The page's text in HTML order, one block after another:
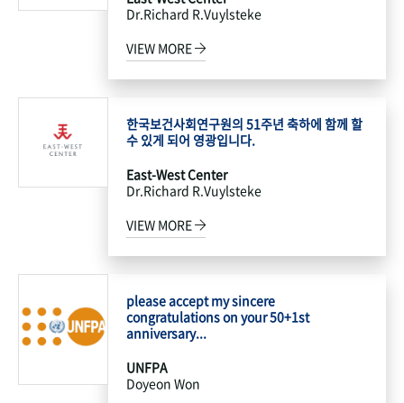
Dr.Richard R.Vuylsteke
VIEW MORE
한국보건사회연구원의 51주년 축하에 함께 할
수 있게 되어 영광입니다.
East-West Center
Dr.Richard R.Vuylsteke
VIEW MORE
please accept my sincere
congratulations on your 50+1st
anniversary...
UNFPA
Doyeon Won